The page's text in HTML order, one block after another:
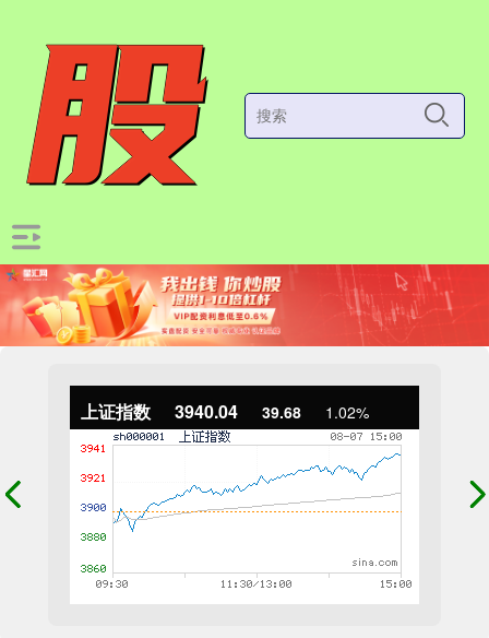
上证指数 3940.04 39.68 1.02%